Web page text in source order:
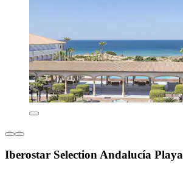
Iberostar Selection Andalucía Playa